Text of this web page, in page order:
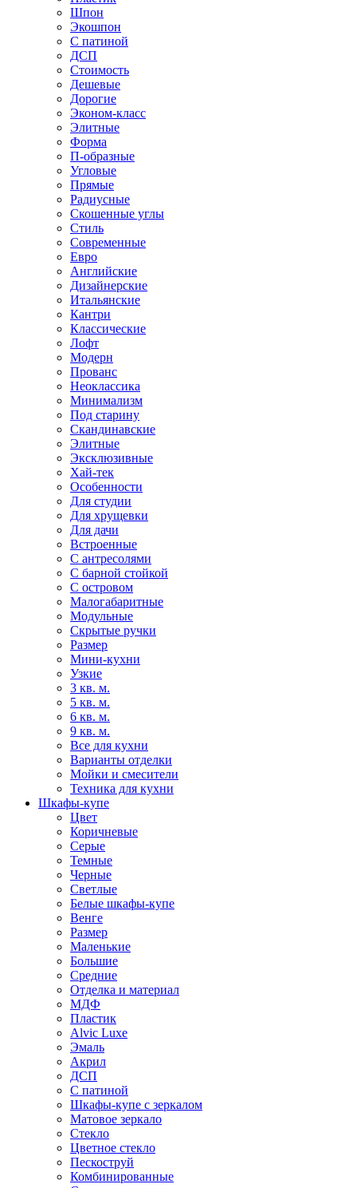
Шпон
Экошпон
С патиной
ДСП
Стоимость
Дешевые
Дорогие
Эконом-класс
Элитные
Форма
П-образные
Угловые
Прямые
Радиусные
Скошенные углы
Стиль
Современные
Евро
Английские
Дизайнерские
Итальянские
Кантри
Классические
Лофт
Модерн
Прованс
Неоклассика
Минимализм
Под старину
Скандинавские
Элитные
Эксклюзивные
Хай-тек
Особенности
Для студии
Для хрущевки
Для дачи
Встроенные
С антресолями
С барной стойкой
С островом
Малогабаритные
Модульные
Скрытые ручки
Размер
Мини-кухни
Узкие
3 кв. м.
5 кв. м.
6 кв. м.
9 кв. м.
Все для кухни
Варианты отделки
Мойки и смесители
Техника для кухни
Шкафы-купе
Цвет
Коричневые
Серые
Темные
Черные
Светлые
Белые шкафы-купе
Венге
Размер
Маленькие
Большие
Средние
Отделка и материал
МДФ
Пластик
Alvic Luxe
Эмаль
Акрил
ДСП
С патиной
Шкафы-купе с зеркалом
Матовое зеркало
Стекло
Цветное стекло
Пескоструй
Комбинированные